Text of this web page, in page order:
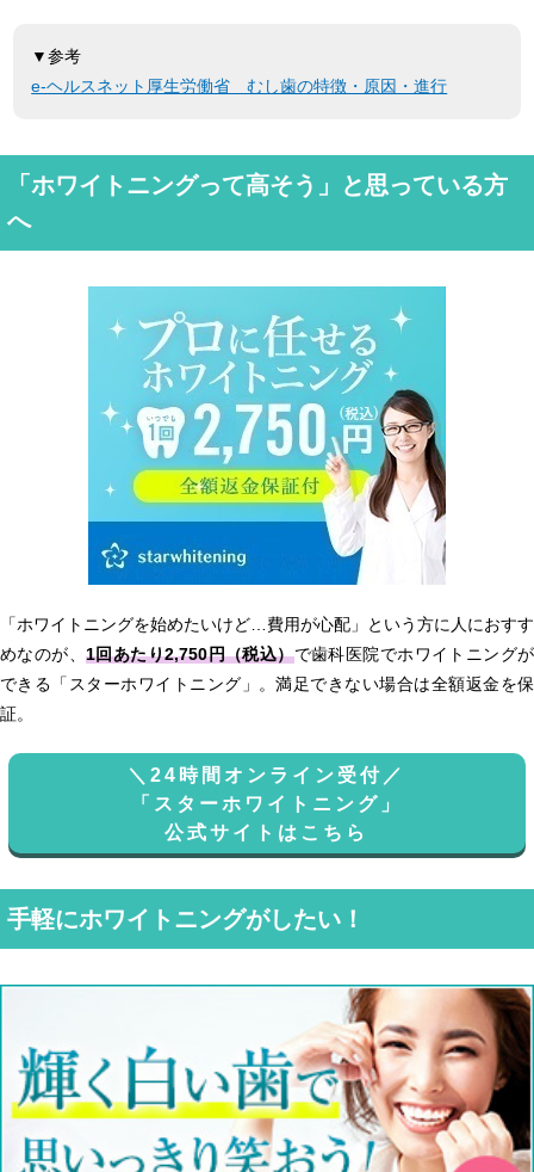
▼参考
e-ヘルスネット厚生労働省 むし歯の特徴・原因・進行
「ホワイトニングって高そう」と思っている方
へ
「ホワイトニングを始めたいけど…費用が心配」という方に人におすす
めなのが、1回あたり2,750円（税込）で歯科医院でホワイトニングが
できる「スターホワイトニング」。満足できない場合は全額返金を保
証。
＼24時間オンライン受付／
「スターホワイトニング」
公式サイトはこちら
手軽にホワイトニングがしたい！